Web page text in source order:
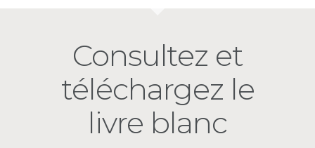
Consultez et
téléchargez le
livre blanc